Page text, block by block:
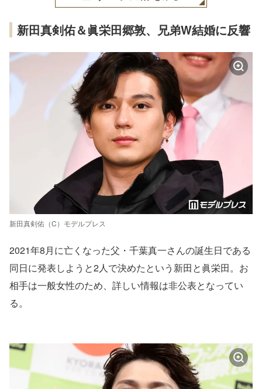
新田真剣佑＆眞栄田郷敦、兄弟W結婚に反響
新田真剣佑（C）モデルプレス
2021年8月に亡くなった父・千葉真一さんの誕生日である
同日に発表しようと2人で決めたという新田と眞栄田。お
相手は一般女性のため、詳しい情報は非公表となってい
る。